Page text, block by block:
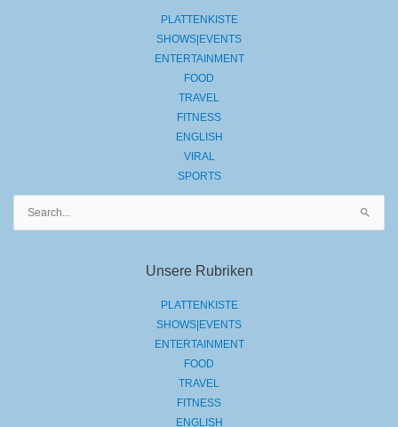
PLATTENKISTE
SHOWS|EVENTS
ENTERTAINMENT
FOOD
TRAVEL
FITNESS
ENGLISH
VIRAL
SPORTS
Unsere Rubriken
PLATTENKISTE
SHOWS|EVENTS
ENTERTAINMENT
FOOD
TRAVEL
FITNESS
ENGLISH